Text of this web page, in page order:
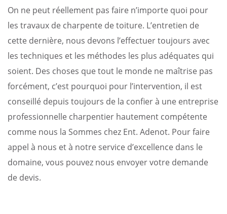
On ne peut réellement pas faire n’importe quoi pour
les travaux de charpente de toiture. L’entretien de
cette dernière, nous devons l’effectuer toujours avec
les techniques et les méthodes les plus adéquates qui
soient. Des choses que tout le monde ne maîtrise pas
forcément, c’est pourquoi pour l’intervention, il est
conseillé depuis toujours de la confier à une entreprise
professionnelle charpentier hautement compétente
comme nous la Sommes chez Ent. Adenot. Pour faire
appel à nous et à notre service d’excellence dans le
domaine, vous pouvez nous envoyer votre demande
de devis.